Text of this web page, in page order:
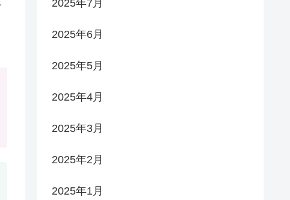
2025年7月
2025年6月
2025年5月
2025年4月
2025年3月
2025年2月
2025年1月